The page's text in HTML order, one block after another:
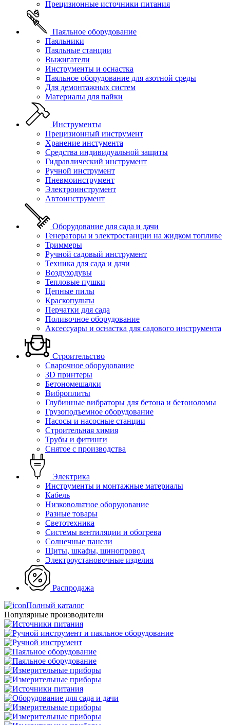
Прецизионные источники питания
Паяльное оборудование
Паяльники
Паяльные станции
Выжигатели
Инструменты и оснастка
Паяльное оборудование для азотной среды
Для демонтажных систем
Материалы для пайки
Инструменты
Прецизионный инструмент
Хранение инстумента
Средства индивидуальной защиты
Гидравлический инструмент
Ручной инструмент
Пневмоинструмент
Электроинструмент
Автоинструмент
Оборудование для сада и дачи
Генераторы и электростанции на жидком топливе
Триммеры
Ручной садовый инструмент
Техника для сада и дачи
Воздуходувы
Тепловые пушки
Цепные пилы
Краскопульты
Перчатки для сада
Поливочное оборудование
Аксессуары и оснастка для садового инструмента
Строительство
Сварочное оборудование
3D принтеры
Бетономешалки
Виброплиты
Глубинные вибраторы для бетона и бетоноломы
Грузоподъемное оборудование
Насосы и насосные станции
Строительная химия
Трубы и фитинги
Снятое с производства
Электрика
Инструменты и монтажные материалы
Кабель
Низковольтное оборудование
Разные товары
Светотехника
Системы вентиляции и обогрева
Солнечные панели
Щиты, шкафы, шинопровод
Электроустановочные изделия
Распродажа
Полный каталог
Популярные производители